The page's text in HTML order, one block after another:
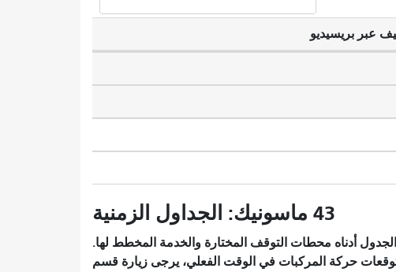
عبر بريسيديو
43 ماسونيك: الجداول الزمنية
أدناه محطات التوقف المختارة والخدمة المخطط لها.
حركة المركبات في الوقت الفعلي، يرجى زيارة قسم